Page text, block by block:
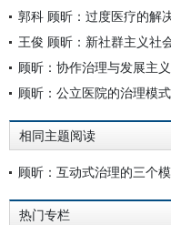
王俊 顾昕：新社群主义社
顾昕：协作治理与发展主
顾昕：公立医院的治理模
相同主题阅读
顾昕：互动式治理的三个
热门专栏